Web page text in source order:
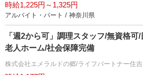
時給1,225円～1,325円
アルバイト・パート / 神奈川県
「週2から可」調理スタッフ/無資格可
老人ホーム/社会保障完備
株式会社エメラルドの郷/ライフパートナー住吉